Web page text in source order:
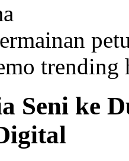
trending
Seni ke